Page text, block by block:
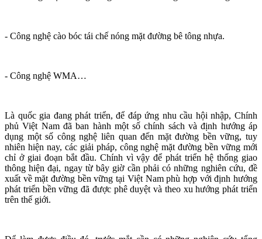
- Công nghệ cào bóc tái chế nóng mặt đường bê tông nhựa.
- Công nghệ WMA…
Là quốc gia đang phát triển, để đáp ứng nhu cầu hội nhập, Chính
phủ Việt Nam đã ban hành một số chính sách và định hướng áp
dụng một số công nghệ liên quan đến mặt đường bền vững, tuy
nhiên hiện nay, các giải pháp, công nghệ mặt đường bền vững mới
chỉ ở giai đoạn bắt đầu. Chính vì vậy để phát triển hệ thống giao
thông hiện đại, ngay từ bây giờ cần phải có những nghiên cứu, đề
xuất về mặt đường bền vững tại Việt Nam phù hợp với định hướng
phát triển bền vững đã được phê duyệt và theo xu hướng phát triển
trên thế giới.